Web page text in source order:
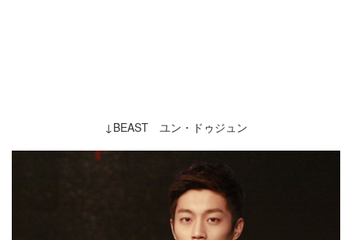
↓BEAST ユン・ドゥジュン